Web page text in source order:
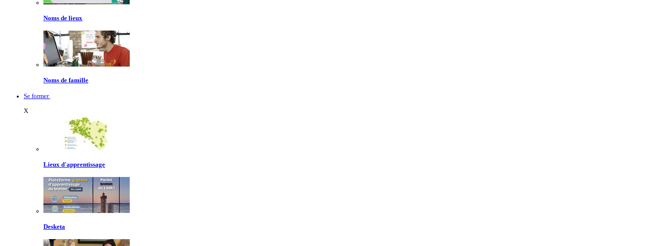
Noms de lieux
Noms de famille
Se former
X
Lieux d'apprentissage
Desketa